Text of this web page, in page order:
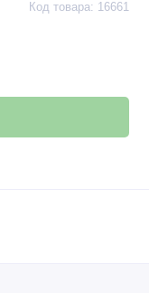
Код товара: 16661